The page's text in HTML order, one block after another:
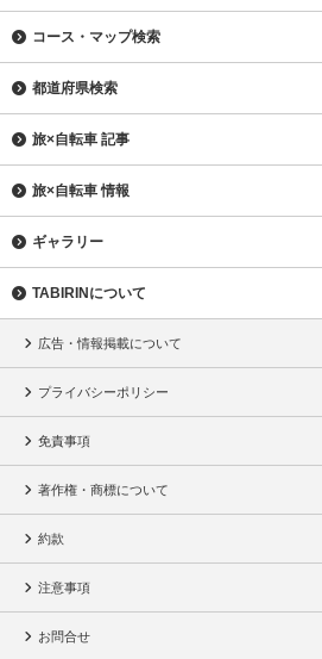
コース・マップ検索
都道府県検索
旅×自転車 記事
旅×自転車 情報
ギャラリー
TABIRINについて
広告・情報掲載について
プライバシーポリシー
免責事項
著作権・商標について
約款
注意事項
お問合せ